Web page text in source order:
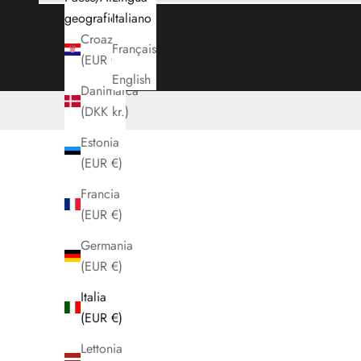
geografica
Croazia
(EUR €)
Danimarca
(DKK kr.)
Estonia
(EUR €)
Francia
(EUR €)
Germania
(EUR €)
Italia
(EUR €)
Lettonia
Italiano
Français
English